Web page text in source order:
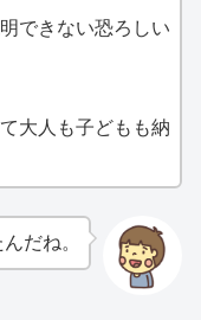
できない恐ろしい
大人も子どもも納
だね。